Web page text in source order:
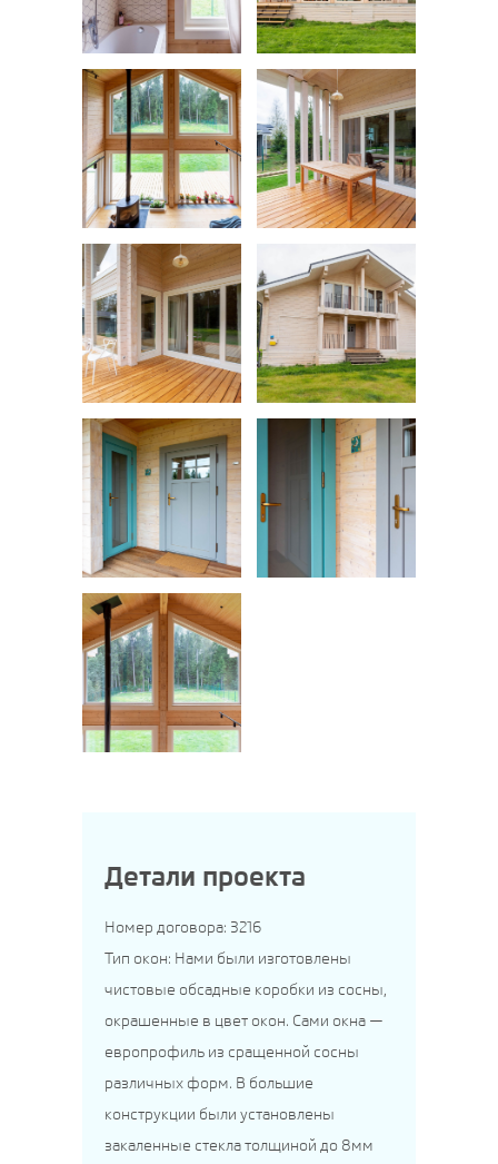
Детали проекта
Номер договора: 3216
Тип окон: Нами были изготовлены
чистовые обсадные коробки из сосны,
окрашенные в цвет окон. Сами окна —
европрофиль из сращенной сосны
различных форм. В большие
конструкции были установлены
закаленные стекла толщиной до 8мм